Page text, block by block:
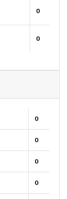
0
0
0
0
0
0